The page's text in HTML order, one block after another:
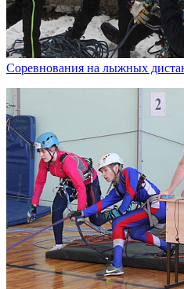
Соревнования на лыжных